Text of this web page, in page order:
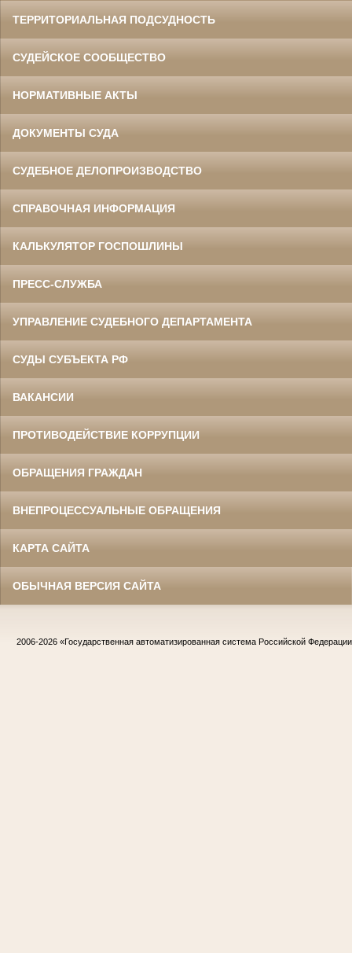
ТЕРРИТОРИАЛЬНАЯ ПОДСУДНОСТЬ
СУДЕЙСКОЕ СООБЩЕСТВО
НОРМАТИВНЫЕ АКТЫ
ДОКУМЕНТЫ СУДА
СУДЕБНОЕ ДЕЛОПРОИЗВОДСТВО
СПРАВОЧНАЯ ИНФОРМАЦИЯ
КАЛЬКУЛЯТОР ГОСПОШЛИНЫ
ПРЕСС-СЛУЖБА
УПРАВЛЕНИЕ СУДЕБНОГО ДЕПАРТАМЕНТА
СУДЫ СУБЪЕКТА РФ
ВАКАНСИИ
ПРОТИВОДЕЙСТВИЕ КОРРУПЦИИ
ОБРАЩЕНИЯ ГРАЖДАН
ВНЕПРОЦЕССУАЛЬНЫЕ ОБРАЩЕНИЯ
КАРТА САЙТА
ОБЫЧНАЯ ВЕРСИЯ САЙТА
2006-2026 «Государственная автоматизированная система Российской